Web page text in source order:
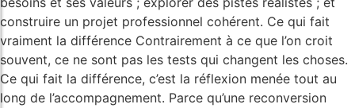
construire un projet professionnel cohérent. Ce qui fait
vraiment la différence Contrairement à ce que l’on croit
souvent, ce ne sont pas les tests qui changent les choses.
Ce qui fait la différence, c’est la réflexion menée tout au
long de l’accompagnement. Parce qu’une reconversion